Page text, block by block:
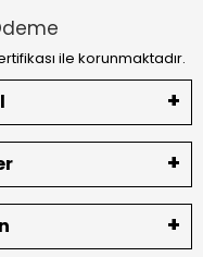
ile korunmaktadır.